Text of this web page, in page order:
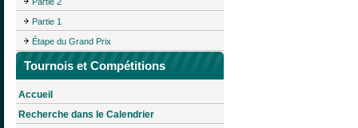
Partie 1
Étape du Grand Prix
Tournois et Compétitions
Accueil
Recherche dans le Calendrier